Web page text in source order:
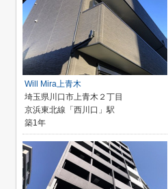
Will Mira上青木
埼玉県川口市上青木２丁目
京浜東北線「西川口」駅
築1年